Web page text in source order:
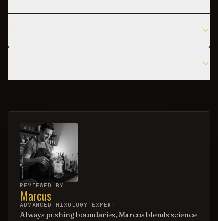
REVIEWED BY
Marcus
ADVANCED MIXOLOGY EXPERT
Always pushing boundaries, Marcus blends science